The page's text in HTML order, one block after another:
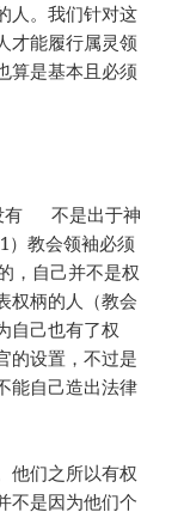
人。我们针对这
才能履行属灵领
算是基本且必须
有 不是出于神
）教会领袖必须
自己并不是权
权柄的人（教会
自己也有了权
的设置，不过是
能自己造出法律
他们之所以有权
不是因为他们个